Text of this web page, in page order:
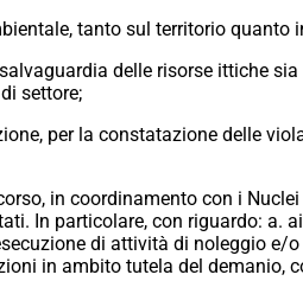
tanto sul territorio quanto
delle risorse ittiche
settore;
per la constatazione delle
in coordinamento con i
In particolare, con riguardo: a.
di attività di noleggio
in ambito tutela del demanio,